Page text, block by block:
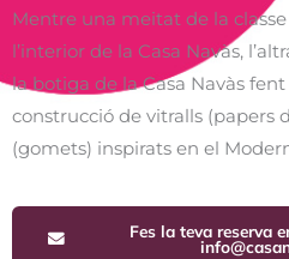
Mentre una meitat de la
l’interior de la Casa Navàs,
la botiga de la Casa Navàs
construcció de vitralls (papers
(gomets) inspirats en el
Fes la teva reserva